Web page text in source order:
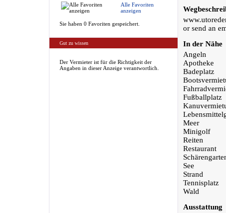
Alle Favoriten
anzeigen
Sie haben 0 Favoriten gespeichert.
Gut zu wissen
Der Vermieter ist für die Richtigkeit der
Angaben in dieser Anzeige verantwortlich.
or send an
In der Nähe
Angeln
Apotheke
Badeplatz
Fußballplatz
Meer
Minigolf
Reiten
Restaurant
See
Strand
Tennisplatz
Wald
Ausstattung